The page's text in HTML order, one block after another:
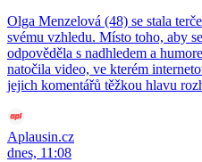
Olga Menzelová (48) se stala
svému vzhledu. Místo toho, aby
odpověděla s nadhledem a
natočila video, ve kterém
jejich komentářů těžkou hlavu
Aplausin.cz
dnes, 11:08